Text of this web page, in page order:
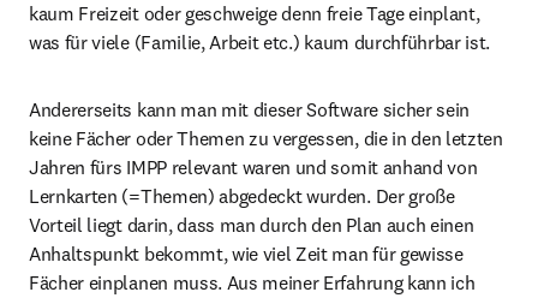
kaum Freizeit oder geschweige denn freie Tage einplant,
was für viele (Familie, Arbeit etc.) kaum durchführbar ist.
Andererseits kann man mit dieser Software sicher sein
keine Fächer oder Themen zu vergessen, die in den letzten
Jahren fürs IMPP relevant waren und somit anhand von
Lernkarten (=Themen) abgedeckt wurden. Der große
Vorteil liegt darin, dass man durch den Plan auch einen
Anhaltspunkt bekommt, wie viel Zeit man für gewisse
Fächer einplanen muss. Aus meiner Erfahrung kann ich